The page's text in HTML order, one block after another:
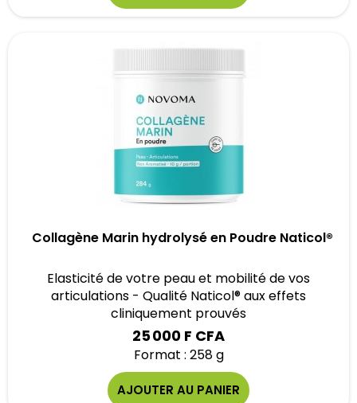
Collagène Marin hydrolysé en Poudre Naticol®
Elasticité de votre peau et mobilité de vos
articulations - Qualité Naticol® aux effets
cliniquement prouvés
25 000 F CFA
Format : 258 g
AJOUTER AU PANIER